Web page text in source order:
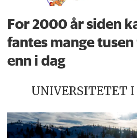
For 2000 år siden
fantes mange
enn i dag
UNIVERSITETET I